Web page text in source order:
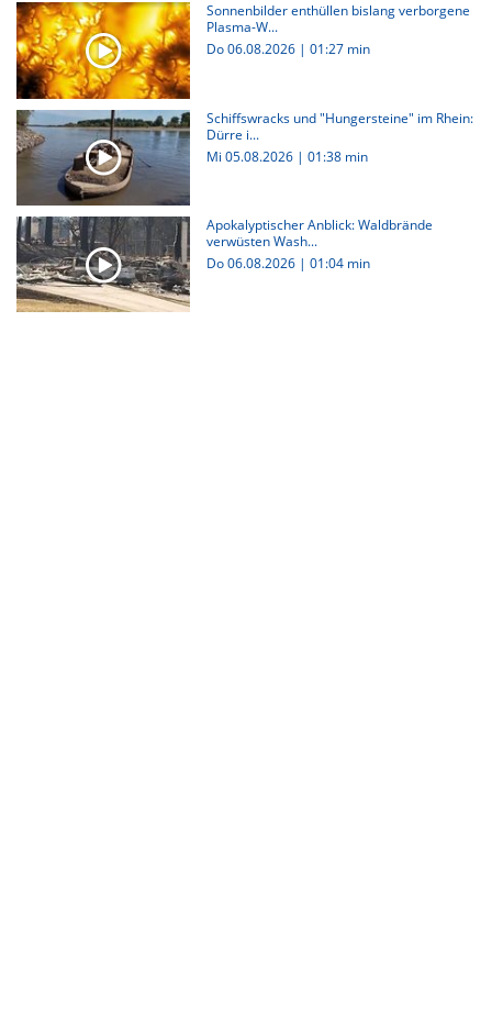
Sonnenbilder enthüllen bislang verborgene
Plasma-W...
Do 06.08.2026 | 01:27 min
Schiffswracks und "Hungersteine" im Rhein:
Dürre i...
Mi 05.08.2026 | 01:38 min
Apokalyptischer Anblick: Waldbrände
verwüsten Wash...
Do 06.08.2026 | 01:04 min